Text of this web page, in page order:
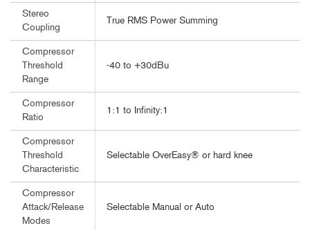
Stereo
Coupling
True RMS Power Summing
Compressor
Threshold
Range
-40 to +30dBu
Compressor
Ratio
1:1 to Infinity:1
Compressor
Threshold
Characteristic
Selectable OverEasy® or hard knee
Compressor
Attack/Release
Modes
Selectable Manual or Auto